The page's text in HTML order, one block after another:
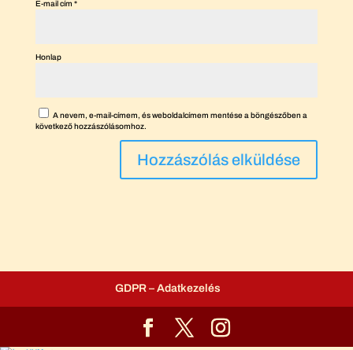
E-mail cím *
Honlap
A nevem, e-mail-címem, és weboldalcímem mentése a böngészőben a
következő hozzászólásomhoz.
GDPR – Adatkezelés